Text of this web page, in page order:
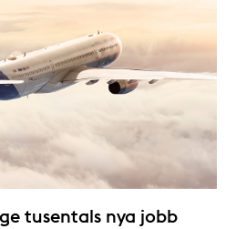
tusentals nya jobb